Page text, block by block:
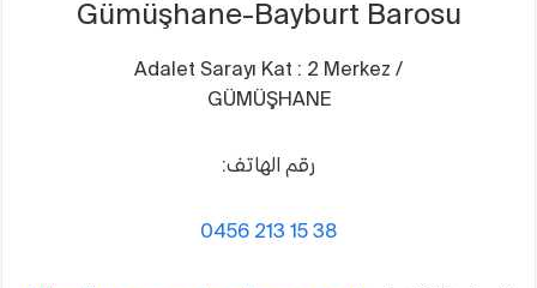
Gümüşhane-Bayburt Barosu
Adalet Sarayı Kat : 2 Merkez /
GÜMÜŞHANE
رقم الهاتف:
0456 213 15 38